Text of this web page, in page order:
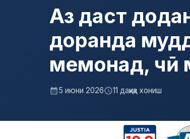
Аз даст
доранда
мемонад, чӣ
5 июни 2026 11 дақиқа хониш